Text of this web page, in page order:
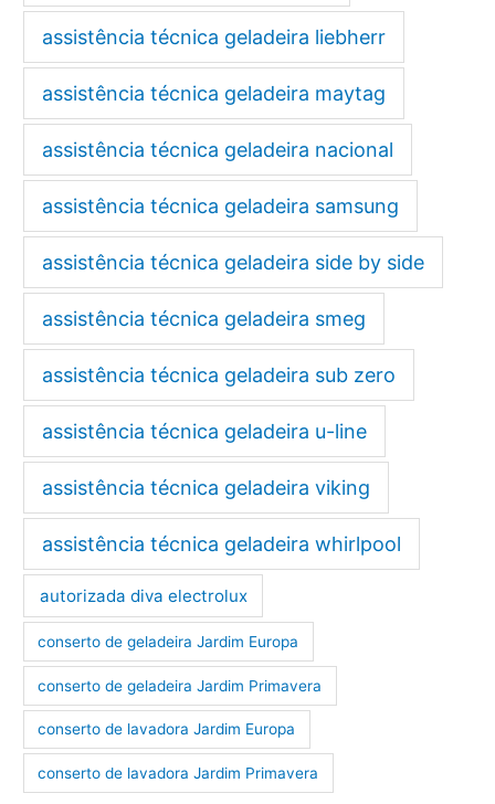
assistência técnica geladeira liebherr
assistência técnica geladeira maytag
assistência técnica geladeira nacional
assistência técnica geladeira samsung
assistência técnica geladeira side by side
assistência técnica geladeira smeg
assistência técnica geladeira sub zero
assistência técnica geladeira u-line
assistência técnica geladeira viking
assistência técnica geladeira whirlpool
autorizada diva electrolux
conserto de geladeira Jardim Europa
conserto de geladeira Jardim Primavera
conserto de lavadora Jardim Europa
conserto de lavadora Jardim Primavera